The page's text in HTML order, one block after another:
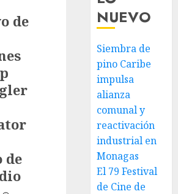
de
de
NUEVO
Siembra de
pino Caribe
impulsa
alianza
comunal y
reactivación
industrial en
Monagas
El 79 Festival
de Cine de